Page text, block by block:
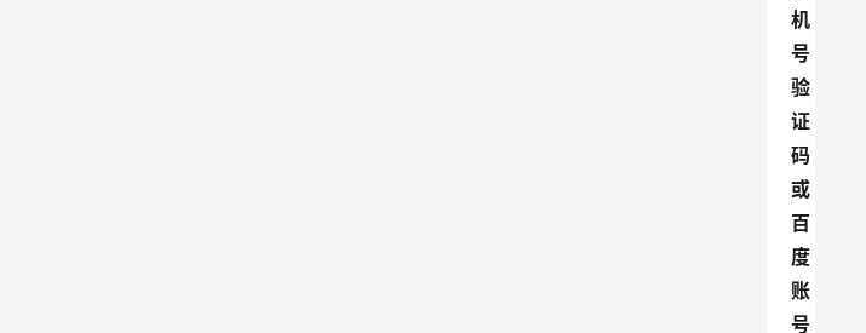
机
号
验
证
码
或
百
度
账
号